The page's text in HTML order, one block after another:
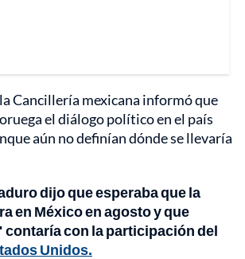
Cancillería mexicana informó que
el diálogo político en el país
aún no definían dónde se llevaría
dijo que esperaba que la
en México en agosto y que
con la participación del
Unidos.